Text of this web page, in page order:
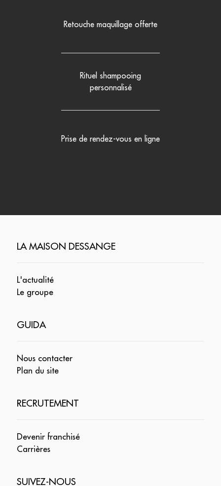
Retouche maquillage offerte
Rituel shampooing
personnalisé
Prise de rendez-vous en ligne
LA MAISON DESSANGE
L'actualité
Le groupe
GUIDA
Nous contacter
Plan du site
RECRUTEMENT
Devenir franchisé
Carrières
SUIVEZ-NOUS